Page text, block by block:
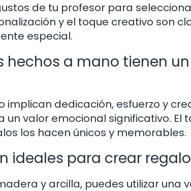
de tu profesor para
y el toque creativo son
especial.
hechos a mano tienen
implican dedicación, esfuerzo y
un valor emocional significativo. El
los hacen únicos y memorables.
ideales para crear
y arcilla, puedes utilizar una